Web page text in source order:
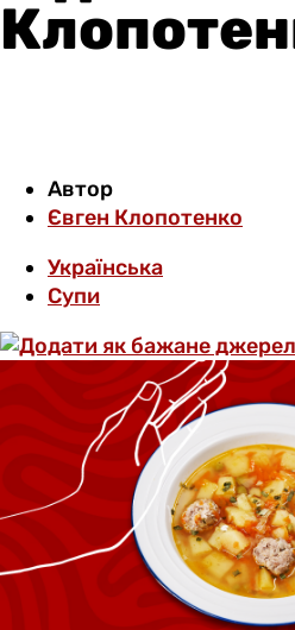
Автор
Євген Клопотенко
Українська
Супи